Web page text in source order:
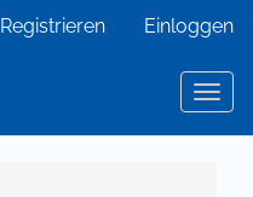
Registrieren Einloggen